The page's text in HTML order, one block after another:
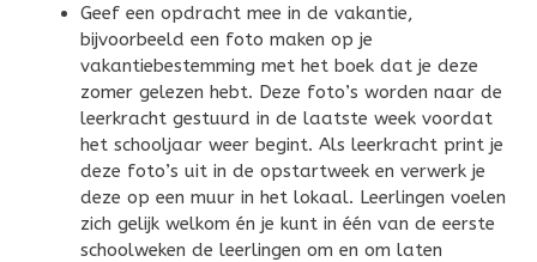
Geef een opdracht mee in de vakantie,
bijvoorbeeld een foto maken op je
vakantiebestemming met het boek dat je deze
zomer gelezen hebt. Deze foto’s worden naar de
leerkracht gestuurd in de laatste week voordat
het schooljaar weer begint. Als leerkracht print je
deze foto’s uit in de opstartweek en verwerk je
deze op een muur in het lokaal. Leerlingen voelen
zich gelijk welkom én je kunt in één van de eerste
schoolweken de leerlingen om en om laten